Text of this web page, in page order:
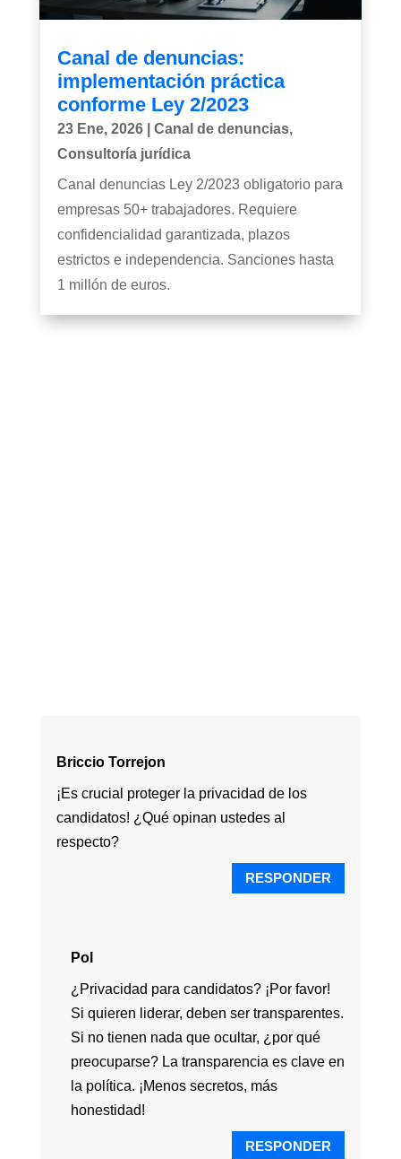
Canal de denuncias:
implementación práctica
conforme Ley 2/2023
23 Ene, 2026| Canal de denuncias,
Consultoría jurídica
Canal denuncias Ley 2/2023 obligatorio para
empresas 50+ trabajadores. Requiere
confidencialidad garantizada, plazos
estrictos e independencia. Sanciones hasta
1 millón de euros.
Briccio Torrejon
¡Es crucial proteger la privacidad de los
candidatos! ¿Qué opinan ustedes al
respecto?
RESPONDER
Pol
¿Privacidad para candidatos? ¡Por favor!
Si quieren liderar, deben ser transparentes.
Si no tienen nada que ocultar, ¿por qué
preocuparse? La transparencia es clave en
la política. ¡Menos secretos, más
honestidad!
RESPONDER